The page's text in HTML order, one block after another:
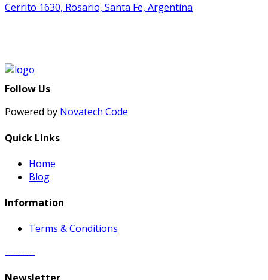
Cerrito 1630, Rosario, Santa Fe, Argentina
Follow Us
Powered by Novatech Code
Quick Links
Home
Blog
Information
Terms & Conditions